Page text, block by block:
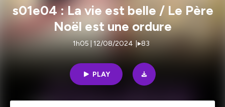
s01e04 : La vie est belle / Le Père
Noël est une ordure
1h05 | 12/08/2024 83
PLAY